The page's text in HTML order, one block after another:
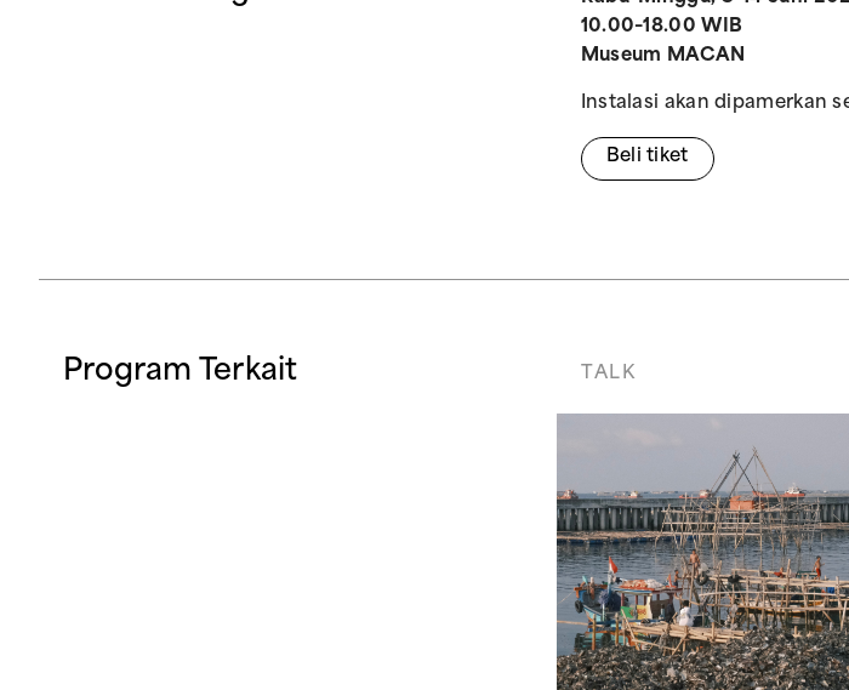
10.00–18.00 WIB
Museum MACAN
Instalasi akan dipamerkan
Beli tiket
Program Terkait TALK